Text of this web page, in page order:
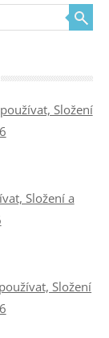
Složení
Složení a
Složení